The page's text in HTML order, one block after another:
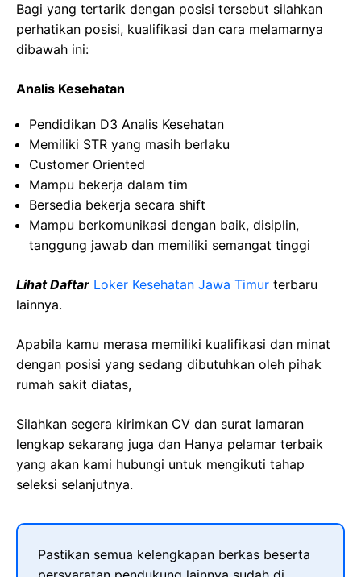
Bagi yang tertarik dengan posisi tersebut silahkan
perhatikan posisi, kualifikasi dan cara melamarnya
dibawah ini:
Analis Kesehatan
Pendidikan D3 Analis Kesehatan
Memiliki STR yang masih berlaku
Customer Oriented
Mampu bekerja dalam tim
Bersedia bekerja secara shift
Mampu berkomunikasi dengan baik, disiplin,
tanggung jawab dan memiliki semangat tinggi
Lihat Daftar Loker Kesehatan Jawa Timur terbaru
lainnya.
Apabila kamu merasa memiliki kualifikasi dan minat
dengan posisi yang sedang dibutuhkan oleh pihak
rumah sakit diatas,
Silahkan segera kirimkan CV dan surat lamaran
lengkap sekarang juga dan Hanya pelamar terbaik
yang akan kami hubungi untuk mengikuti tahap
seleksi selanjutnya.
Pastikan semua kelengkapan berkas beserta